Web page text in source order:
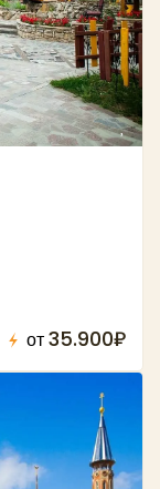
от35.900₽